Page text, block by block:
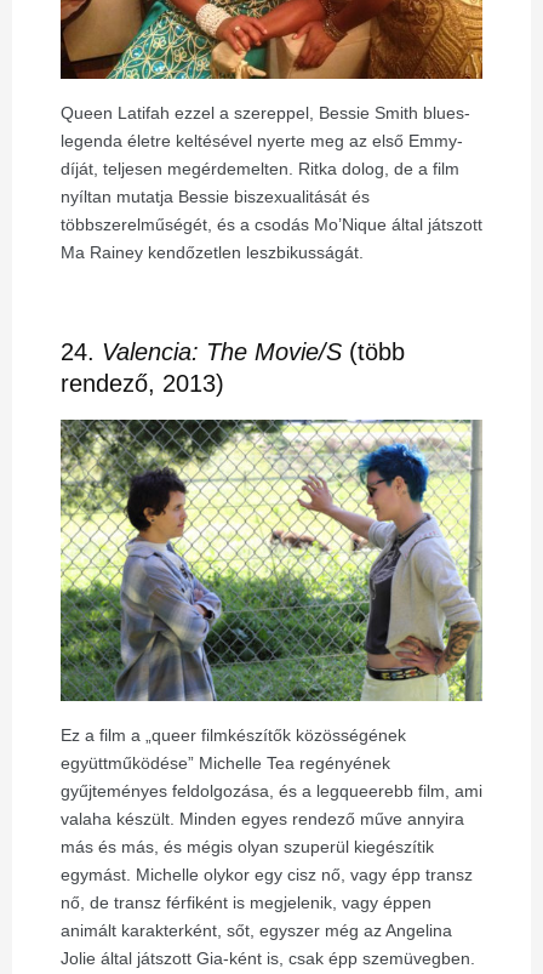
Queen Latifah ezzel a szereppel, Bessie Smith blues-
legenda életre keltésével nyerte meg az első Emmy-
díját, teljesen megérdemelten. Ritka dolog, de a film
nyíltan mutatja Bessie biszexualitását és
többszerelműségét, és a csodás Mo’Nique által játszott
Ma Rainey kendőzetlen leszbikusságát.
24. Valencia: The Movie/S (több
rendező, 2013)
Ez a film a „queer filmkészítők közösségének
együttműködése” Michelle Tea regényének
gyűjteményes feldolgozása, és a legqueerebb film, ami
valaha készült. Minden egyes rendező műve annyira
más és más, és mégis olyan szuperül kiegészítik
egymást. Michelle olykor egy cisz nő, vagy épp transz
nő, de transz férfiként is megjelenik, vagy éppen
animált karakterként, sőt, egyszer még az Angelina
Jolie által játszott Gia-ként is, csak épp szemüvegben.